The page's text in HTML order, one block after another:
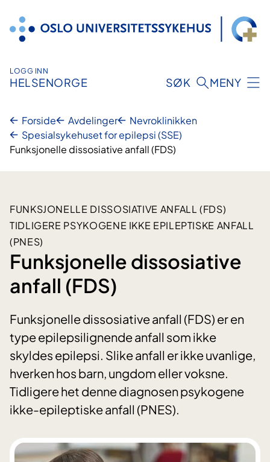
innhold
LOGG INN
HELSENORGE SØK MENY
Forside Avdelinger
Nevroklinikken
Spesialsykehuset for epilepsi (SSE)
Funksjonelle dissosiative anfall (FDS)
FUNKSJONELLE DISSOSIATIVE ANFALL (FDS)
TIDLIGERE PSYKOGENE IKKE EPILEPTISKE ANFALL
(PNES)
Funksjonelle dissosiative
anfall (FDS)
Funksjonelle dissosiative anfall (FDS) er en
type epilepsilignende anfall som ikke
skyldes epilepsi. Slike anfall er ikke uvanlige,
hverken hos barn, ungdom eller voksne.
Tidligere het denne diagnosen psykogene
ikke-epileptiske anfall (PNES).